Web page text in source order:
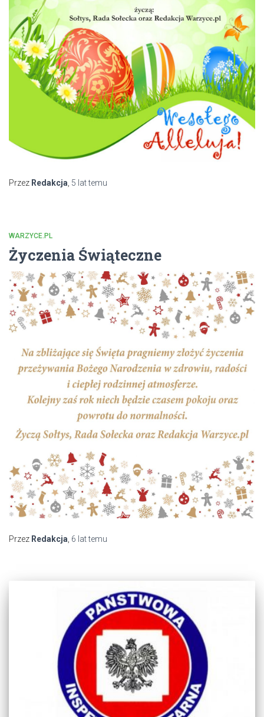
Przez Redakcja 5 lattemu
WARZYCE.PL
Życzenia Świąteczne
Przez Redakcja 6 lattemu